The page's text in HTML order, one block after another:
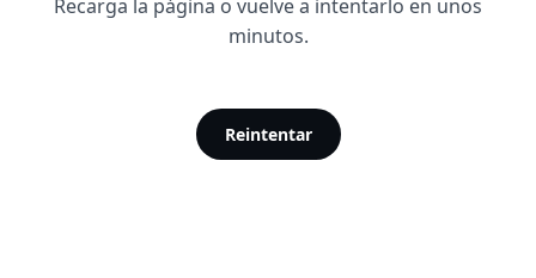
Recarga la página o vuelve a intentarlo en unos
minutos.
Reintentar